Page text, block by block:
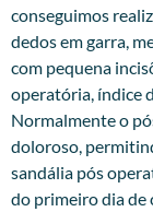
conseguimos
dedos em garra,
com pequena
operatória, índice
Normalmente o
doloroso,
sandália pós
do primeiro dia